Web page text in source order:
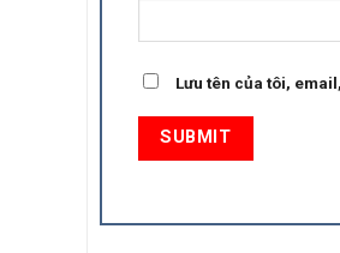
Lưu tên của tôi,